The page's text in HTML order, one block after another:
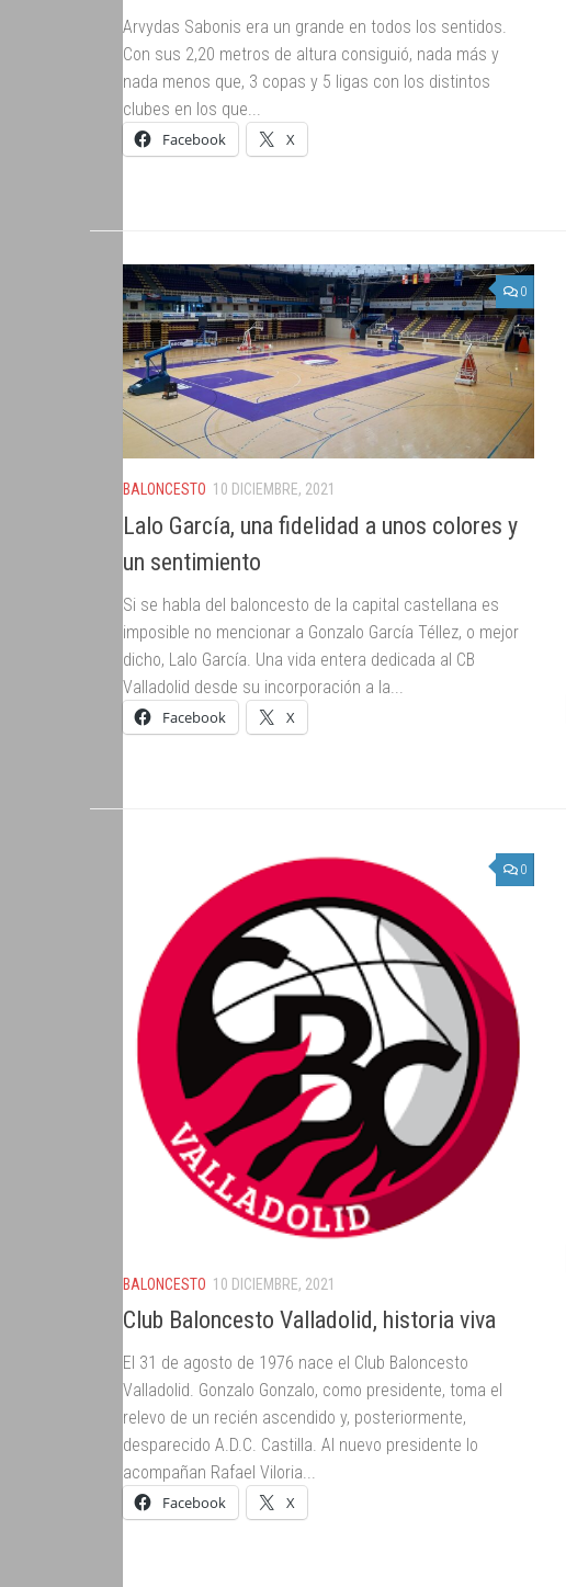
Arvydas Sabonis era un grande en todos los sentidos.
Con sus 2,20 metros de altura consiguió, nada más y
nada menos que, 3 copas y 5 ligas con los distintos
clubes en los que...
Facebook X
0
BALONCESTO 10 DICIEMBRE, 2021
Lalo García, una fidelidad a unos colores y
un sentimiento
Si se habla del baloncesto de la capital castellana es
imposible no mencionar a Gonzalo García Téllez, o mejor
dicho, Lalo García. Una vida entera dedicada al CB
Valladolid desde su incorporación a la...
Facebook X
0
BALONCESTO 10 DICIEMBRE, 2021
Club Baloncesto Valladolid, historia viva
El 31 de agosto de 1976 nace el Club Baloncesto
Valladolid. Gonzalo Gonzalo, como presidente, toma el
relevo de un recién ascendido y, posteriormente,
desparecido A.D.C. Castilla. Al nuevo presidente lo
acompañan Rafael Viloria...
Facebook X